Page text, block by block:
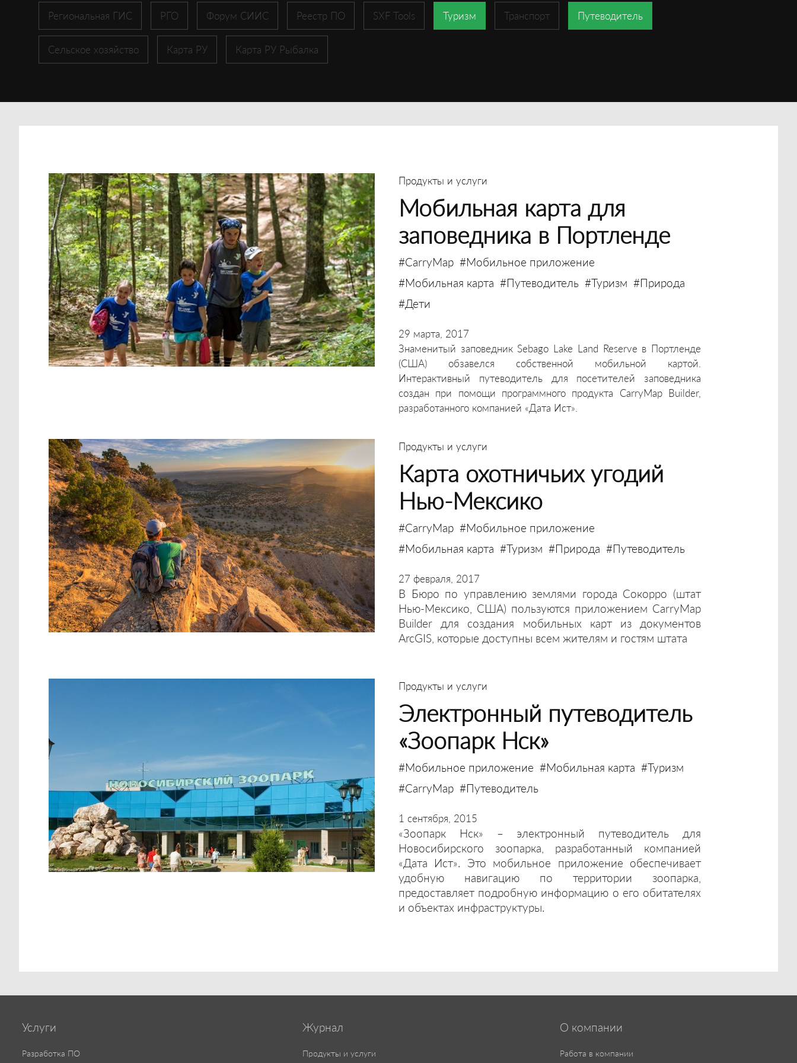
Региональная ГИС РГО Форум СИИС Реестр ПО SXF Tools Туризм Транспорт Путеводитель
Сельское хозяйство Карта РУ Карта РУ Рыбалка
Продукты и услуги
Мобильная карта для
заповедника в Портленде
#CarryMap #Мобильное приложение
#Мобильная карта #Путеводитель #Туризм #Природа
#Дети
29 марта, 2017
Знаменитый заповедник Sebago Lake Land Reserve в Портленде
(США) обзавелся собственной мобильной картой.
Интерактивный путеводитель для посетителей заповедника
создан при помощи программного продукта CarryMap Builder,
разработанного компанией «Дата Ист».
Продукты и услуги
Карта охотничьих угодий
Нью-Мексико
#CarryMap #Мобильное приложение
#Мобильная карта #Туризм #Природа #Путеводитель
27 февраля, 2017
В Бюро по управлению землями города Сокорро (штат
Нью-Мексико, США) пользуются приложением CarryMap
Builder для создания мобильных карт из документов
ArcGIS, которые доступны всем жителям и гостям штата
Продукты и услуги
Электронный путеводитель
«Зоопарк Нск»
#Мобильное приложение #Мобильная карта #Туризм
#CarryMap #Путеводитель
1 сентября, 2015
«Зоопарк Нск» – электронный путеводитель для
Новосибирского зоопарка, разработанный компанией
«Дата Ист». Это мобильное приложение обеспечивает
удобную навигацию по территории зоопарка,
предоставляет подробную информацию о его обитателях
и объектах инфраструктуры.
Услуги
Разработка ПО
Журнал
Продукты и услуги
О компании
Работа в компании